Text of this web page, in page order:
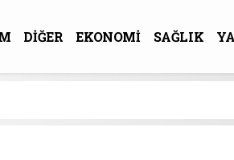
DİĞER EKONOMİ SAĞLIK